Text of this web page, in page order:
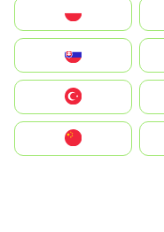
United States
中國香港特別行政區